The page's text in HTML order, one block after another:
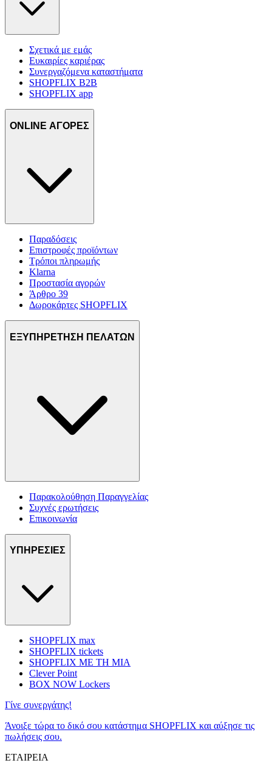
Σχετικά με εμάς
Ευκαιρίες καριέρας
Συνεργαζόμενα καταστήματα
SHOPFLIX B2B
SHOPFLIX app
ONLINE ΑΓΟΡΕΣ
Παραδόσεις
Επιστροφές προϊόντων
Τρόποι πληρωμής
Klarna
Προστασία αγορών
Άρθρο 39
Δωροκάρτες SHOPFLIX
ΕΞΥΠΗΡΕΤΗΣΗ ΠΕΛΑΤΩΝ
Παρακολούθηση Παραγγελίας
Συχνές ερωτήσεις
Επικοινωνία
ΥΠΗΡΕΣΙΕΣ
SHOPFLIX max
SHOPFLIX tickets
SHOPFLIX ΜΕ ΤΗ ΜΙΑ
Clever Point
BOX NOW Lockers
Γίνε συνεργάτης!
Άνοιξε τώρα το δικό σου κατάστημα SHOPFLIX και αύξησε τις
πωλήσεις σου.
ΕΤΑΙΡΕΙΑ